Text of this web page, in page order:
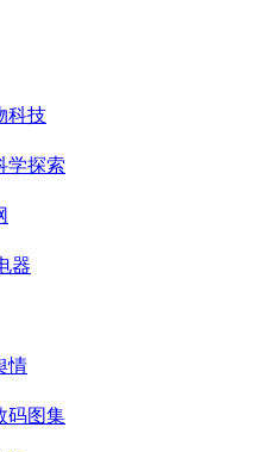
科技
学探索
器
情
码图集